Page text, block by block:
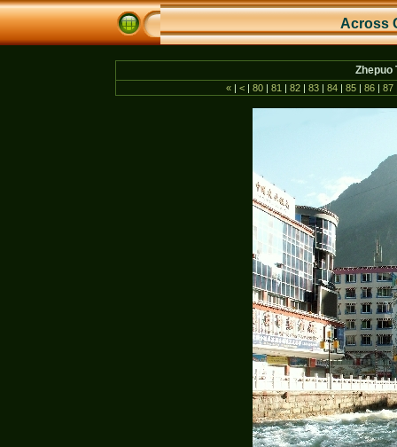
Across
Zhepuo
« | < | 80 | 81 | 82 | 83 | 84 | 85 | 86 | 87